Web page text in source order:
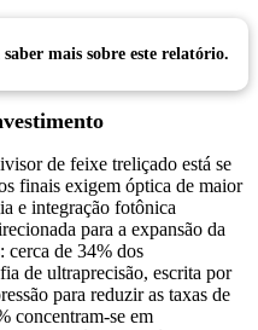
mais sobre este relatório.
de feixe treliçado está se
finais exigem óptica de maior
e integração fotônica
para a expansão da
cerca de 34% dos
de ultraprecisão, escrita por
para reduzir as taxas de
concentram-se em